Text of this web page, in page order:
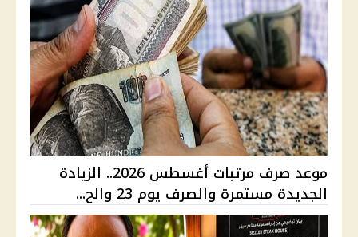
موعد صرف مرتبات أغسطس 2026.. الزيادة
الجديدة مستمرة والصرف يوم 23 والح...